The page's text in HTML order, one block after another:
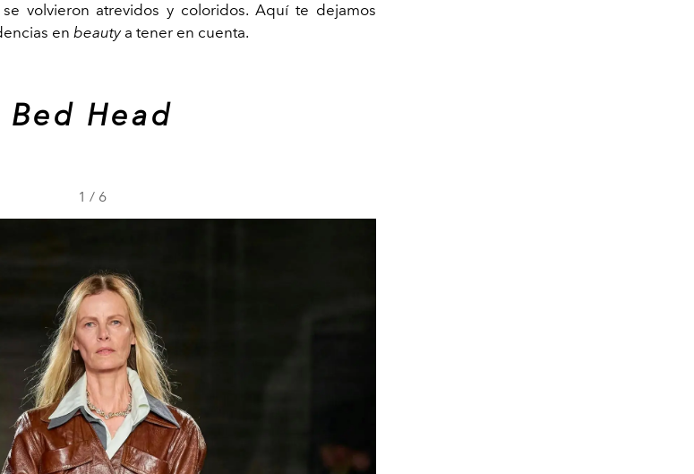
volvieron atrevidos y coloridos. Aquí te dejamos
en beauty a tener en cuenta.
Bed Head
1 / 6